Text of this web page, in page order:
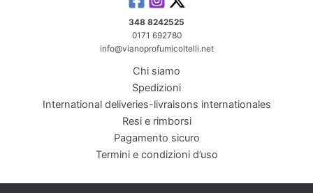
348 8242525
0171 692780
info@vianoprofumicoltelli.net
Chi siamo
Spedizioni
International deliveries-livraisons internationales
Resi e rimborsi
Pagamento sicuro
Termini e condizioni d’uso